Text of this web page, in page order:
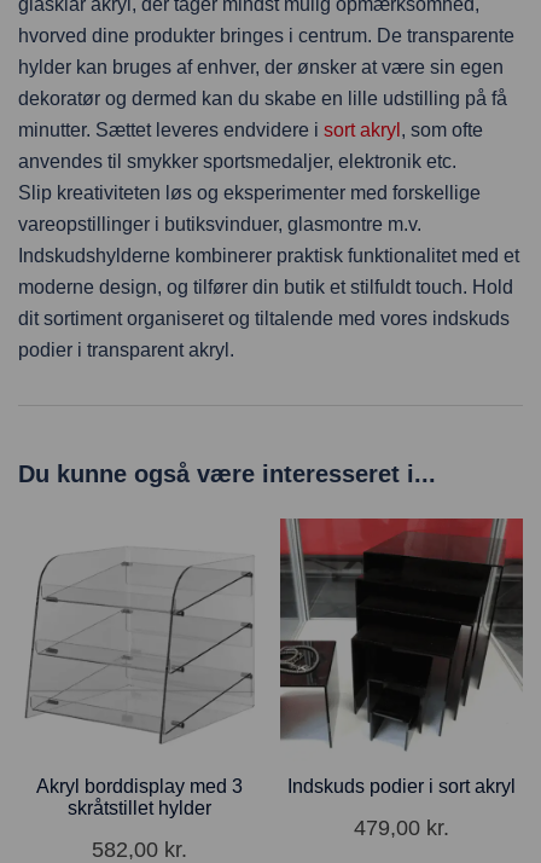
glasklar akryl, der tager mindst mulig opmærksomhed,
hvorved dine produkter bringes i centrum. De transparente
hylder kan bruges af enhver, der ønsker at være sin egen
dekoratør og dermed kan du skabe en lille udstilling på få
minutter. Sættet leveres endvidere i sort akryl , som ofte
anvendes til smykker sportsmedaljer, elektronik etc.
Slip kreativiteten løs og eksperimenter med forskellige
vareopstillinger i butiksvinduer, glasmontre m.v.
Indskudshylderne kombinerer praktisk funktionalitet med et
moderne design, og tilfører din butik et stilfuldt touch. Hold
dit sortiment organiseret og tiltalende med vores indskuds
podier i transparent akryl.
Du kunne også være interesseret i...
Akryl borddisplay med 3
skråtstillet hylder
582,00 kr.
Indskuds podier i sort akryl
479,00 kr.